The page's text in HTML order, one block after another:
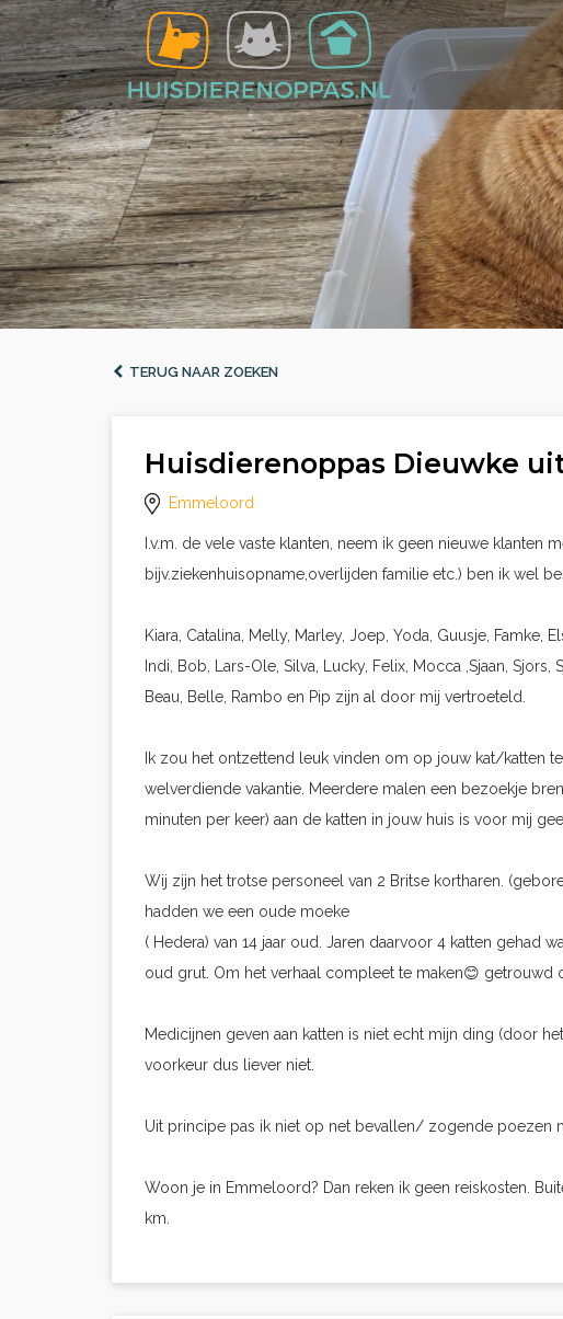
TERUG NAAR ZOEKEN
Huisdierenoppas Dieuwke
Emmeloord
I.v.m. de vele vaste klanten, neem ik geen nieuwe klanten
bijv.ziekenhuisopname,overlijden familie etc.) ben ik wel
Kiara, Catalina, Melly, Marley, Joep, Yoda, Guusje, Famke,
Indi, Bob, Lars-Ole, Silva, Lucky, Felix, Mocca ,Sjaan, Sjors,
Beau, Belle, Rambo en Pip zijn al door mij vertroeteld.
Ik zou het ontzettend leuk vinden om op jouw kat/katten
welverdiende vakantie. Meerdere malen een bezoekje
minuten per keer) aan de katten in jouw huis is voor mij
Wij zijn het trotse personeel van 2 Britse kortharen.
hadden we een oude moeke
( Hedera) van 14 jaar oud. Jaren daarvoor 4 katten gehad
oud grut. Om het verhaal compleet te maken😊 getrouwd
Medicijnen geven aan katten is niet echt mijn ding (door
voorkeur dus liever niet.
Uit principe pas ik niet op net bevallen/ zogende poezen
Woon je in Emmeloord? Dan reken ik geen reiskosten.
km.